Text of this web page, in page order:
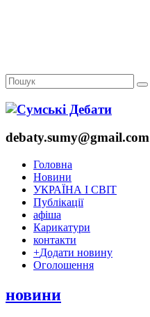
debaty.sumy@gmail.com
Головна
Новини
УКРАЇНА І СВІТ
Публікації
афіша
Карикатури
контакти
+Додати новину
Оголошення
новини